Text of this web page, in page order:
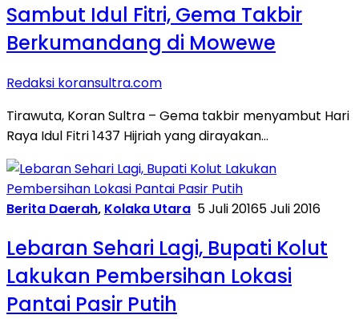
Sambut Idul Fitri, Gema Takbir
Berkumandang di Mowewe
Redaksi koransultra.com
Tirawuta, Koran Sultra – Gema takbir menyambut Hari
Raya Idul Fitri 1437 Hijriah yang dirayakan…
Berita Daerah, Kolaka Utara 5 Juli 20165 Juli 2016
Lebaran Sehari Lagi, Bupati Kolut
Lakukan Pembersihan Lokasi
Pantai Pasir Putih